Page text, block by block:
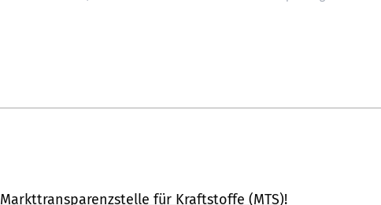
Markttransparenzstelle für Kraftstoffe (MTS)!